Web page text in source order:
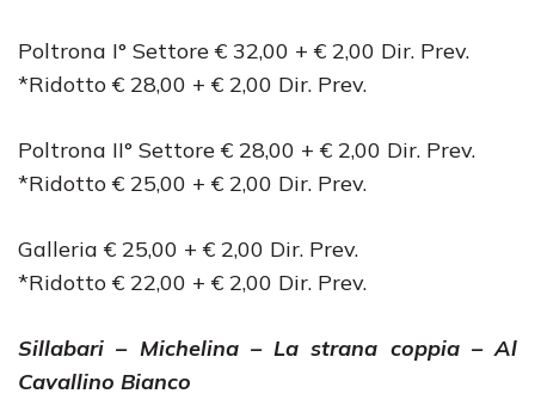
Poltrona I° Settore € 32,00 + € 2,00 Dir. Prev.
*Ridotto € 28,00 + € 2,00 Dir. Prev.
Poltrona II° Settore € 28,00 + € 2,00 Dir. Prev.
*Ridotto € 25,00 + € 2,00 Dir. Prev.
Galleria € 25,00 + € 2,00 Dir. Prev.
*Ridotto € 22,00 + € 2,00 Dir. Prev.
Sillabari – Michelina – La strana coppia – Al
Cavallino Bianco